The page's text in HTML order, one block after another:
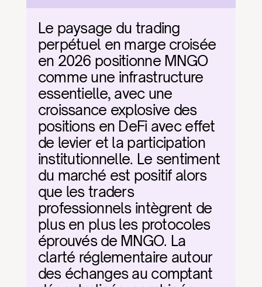
Le paysage du trading
perpétuel en marge croisée
en 2026 positionne MNGO
comme une infrastructure
essentielle, avec une
croissance explosive des
positions en DeFi avec effet
de levier et la participation
institutionnelle. Le sentiment
du marché est positif alors
que les traders
professionnels intègrent de
plus en plus les protocoles
éprouvés de MNGO. La
clarté réglementaire autour
des échanges au comptant